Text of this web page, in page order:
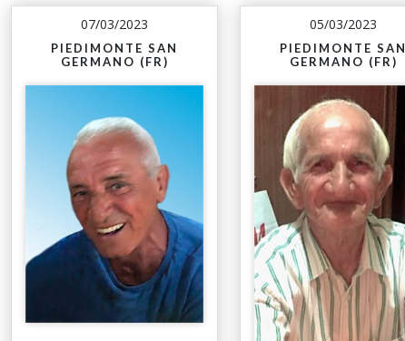
07/03/2023
PIEDIMONTE SAN
GERMANO (FR)
05/03/2023
PIEDIMONTE SAN
GERMANO (FR)